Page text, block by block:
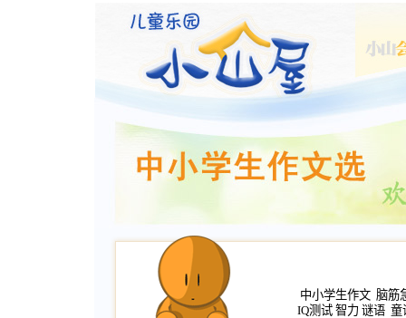
中小学生作文 脑筋
IQ测试 智力 谜语 童